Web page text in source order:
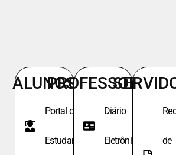
ALUNOS
Portal do
Estudante
PROFESSORES
Diário
Eletrônico de